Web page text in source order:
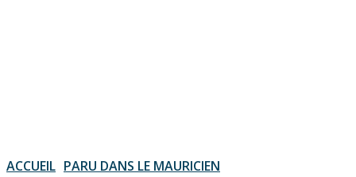
ACCUEIL PARU DANS LE MAURICIEN